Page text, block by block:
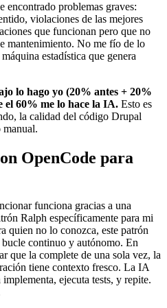
encontrado problemas graves:
violaciones de las mejores
que funcionan pero que no
mantenimiento. No me fío de lo
estadística que genera
lo hago yo (20% antes + 20%
el 60% me lo hace la IA. Esto es
la calidad del código Drupal
manual.
OpenCode para
funciona gracias a una
Ralph específicamente para mi
quien no lo conozca, este patrón
continuo y autónomo. En
que la complete de una sola vez, la
tiene contexto fresco. La IA
ejecuta tests, y repite.